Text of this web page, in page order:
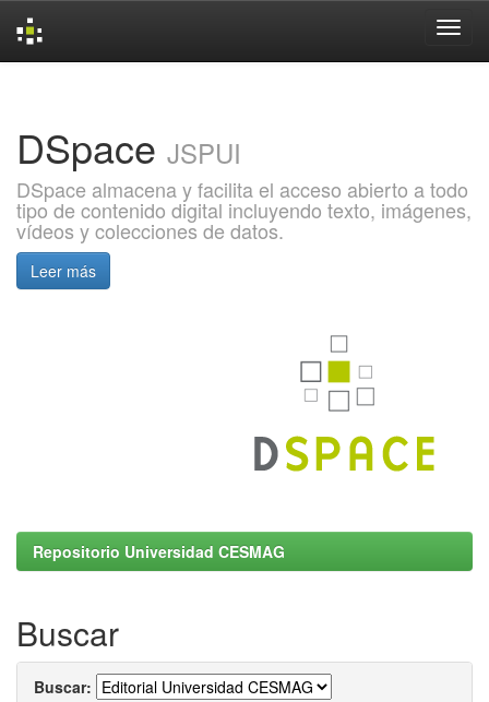
DSpace JSPUI
DSpace almacena y facilita el acceso abierto a todo
tipo de contenido digital incluyendo texto, imágenes,
vídeos y colecciones de datos.
Leer más
Repositorio Universidad CESMAG
Buscar
Buscar: